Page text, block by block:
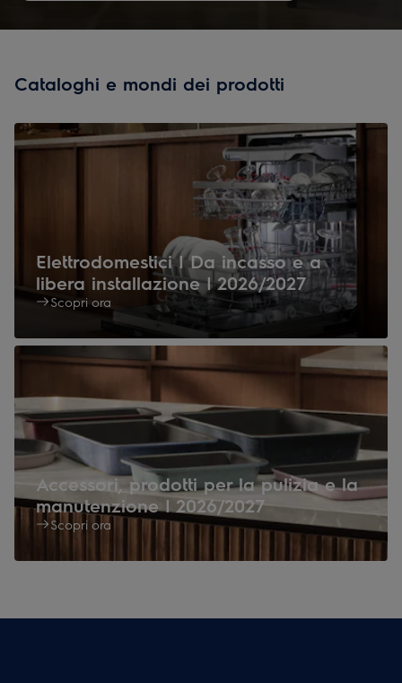
Cataloghi e mondi dei prodotti
Elettrodomestici | Da incasso e a
libera installazione | 2026/2027
Scopri ora
Accessori, prodotti per la pulizia e la
manutenzione | 2026/2027
Scopri ora